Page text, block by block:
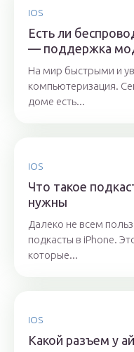
IOS
Есть ли
— поддержка
На мир быстрыми и
компьютеризация.
доме есть...
IOS
Что такое
нужны
Далеко не всем
подкасты в iPhone.
которые...
IOS
Какой разъем у